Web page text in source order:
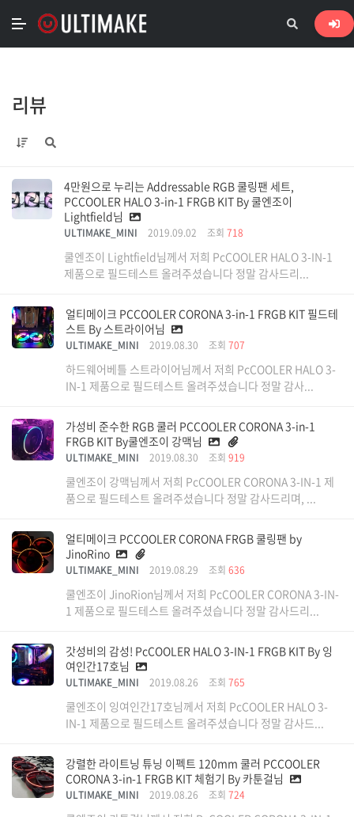
리뷰
4만원으로 누리는 Addressable RGB 쿨링팬 세트,
PCCOOLER HALO 3-in-1 FRGB KIT By 쿨엔조이
Lightfield님
ULTIMAKE_MINI 2019.09.02 조회 718
쿨엔조이 Lightfield님께서 저희 PcCOOLER HALO 3-IN-1
제품으로 필드테스트 올려주셨습니다 정말 감사드리...
얼티메이크 PCCOOLER CORONA 3-in-1 FRGB KIT 필드테
스트 By 스트라이어님
ULTIMAKE_MINI 2019.08.30 조회 707
하드웨어베틀 스트라이어님께서 저희 PcCOOLER HALO 3-
IN-1 제품으로 필드테스트 올려주셨습니다 정말 감사...
가성비 준수한 RGB 쿨러 PCCOOLER CORONA 3-in-1
FRGB KIT By쿨엔조이 강맥님
ULTIMAKE_MINI 2019.08.30 조회 919
쿨엔조이 강맥님께서 저희 PcCOOLER CORONA 3-IN-1 제
품으로 필드테스트 올려주셨습니다 정말 감사드리며, ...
얼티메이크 PCCOOLER CORONA FRGB 쿨링팬 by
JinoRino
ULTIMAKE_MINI 2019.08.29 조회 636
쿨엔조이 JinoRion님께서 저희 PcCOOLER CORONA 3-IN-
1 제품으로 필드테스트 올려주셨습니다 정말 감사드리...
갓성비의 감성! PcCOOLER HALO 3-IN-1 FRGB KIT By 잉
여인간17호님
ULTIMAKE_MINI 2019.08.26 조회 765
쿨엔조이 잉여인간17호님께서 저희 PcCOOLER HALO 3-
IN-1 제품으로 필드테스트 올려주셨습니다 정말 감사드...
강렬한 라이트닝 튜닝 이펙트 120mm 쿨러 PCCOOLER
CORONA 3-in-1 FRGB KIT 체험기 By 카툰걸님
ULTIMAKE_MINI 2019.08.26 조회 724